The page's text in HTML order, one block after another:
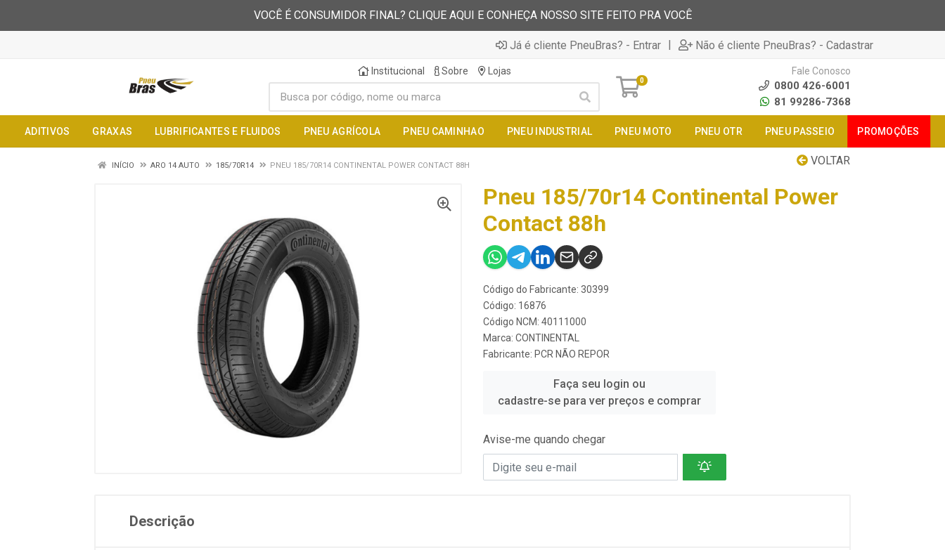
VOCÊ É CONSUMIDOR FINAL? CLIQUE AQUI E CONHEÇA NOSSO SITE FEITO PRA VOCÊ
Já é cliente PneuBras? - Entrar | Não é cliente PneuBras? - Cadastrar
Institucional Sobre Lojas
0
Fale Conosco
0800 426-6001
81 99286-7368
ADITIVOS GRAXAS LUBRIFICANTES E FLUIDOS PNEU AGRÍCOLA PNEU CAMINHAO PNEU INDUSTRIAL PNEU MOTO PNEU OTR PNEU PASSEIO PROMOÇÕES
VOLTAR
INÍCIO ARO 14 AUTO 185/70R14 PNEU 185/70R14 CONTINENTAL POWER CONTACT 88H
Pneu 185/70r14 Continental Power
Contact 88h
Código do Fabricante: 30399
Código: 16876
Código NCM: 40111000
Marca: CONTINENTAL
Fabricante: PCR NÃO REPOR
Faça seu login ou
cadastre-se para ver preços e comprar
Avise-me quando chegar
Descrição